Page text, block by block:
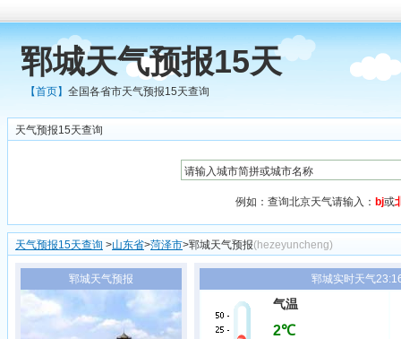
郓城天气预报15天
【首页】全国各省市天气预报15天查询
天气预报15天查询
例如：查询北京天气请输入： bj或
天气预报15天查询 >山东省>菏泽市>郓城天气预报(hezeyuncheng)
郓城天气预报 郓城实时天气
气温
2℃